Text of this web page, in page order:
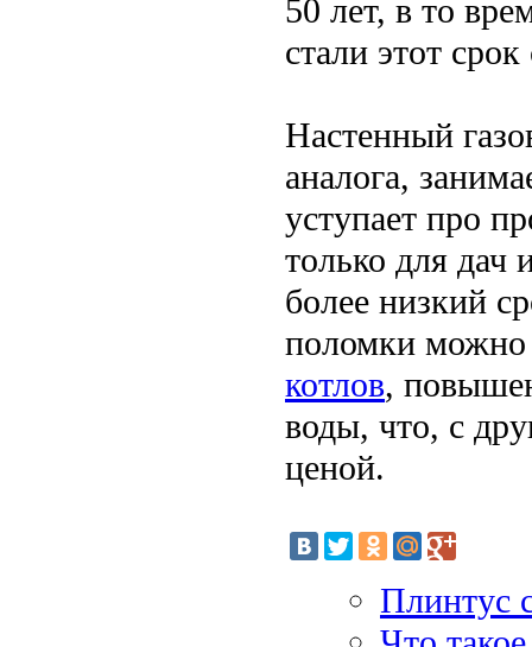
50 лет, в то
стали этот
Настенный
аналога,
уступает про
только для дач
более низкий
поломки можно
котлов,
воды, что, с
ценой.
Плинтус